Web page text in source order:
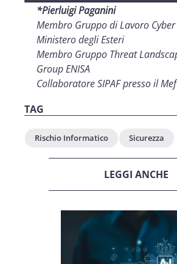
*Pierluigi Paganini
Membro Gruppo di Lavoro
Ministero degli Esteri
Membro Gruppo Threat
Group ENISA
Collaboratore SIPAF presso il Mef
TAG
Rischio Informatico Sicurezza
LEGGI ANCHE